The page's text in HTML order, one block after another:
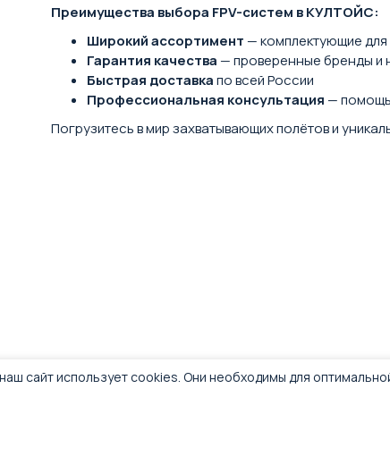
Преимущества выбора FPV-систем в КУЛТОЙС:
Широкий ассортимент — комплектующие для
Гарантия качества — проверенные бренды и
Быстрая доставкапо всей России
Профессиональная консультация —
Погрузитесь в мир захватывающих полётов и
сайт использует cookies. Они необходимы для